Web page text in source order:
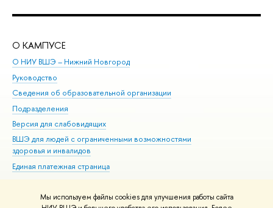
Мы используем файлы cookies для улучшения работы сайта
О КАМПУСЕ
О НИУ ВШЭ – Нижний Новгород
Руководство
Сведения об образовательной организации
Подразделения
Версия для слабовидящих
ВШЭ для людей с ограниченными возможностями
здоровья и инвалидов
Единая платежная страница